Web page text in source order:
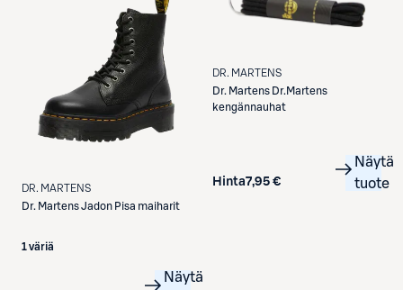
DR. MARTENS
Dr. MartensJadon Pisa maiharit
1 väriä
Näytä
DR. MARTENS
Dr. Martens Dr.Martens
kengännauhat
Hinta7,95 €
Näytä
tuote